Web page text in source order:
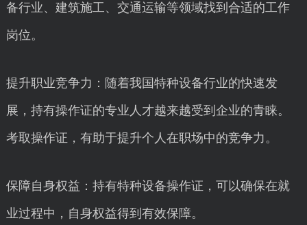
备行业、建筑施工、交通运输等领域找到合适的工作
岗位。
提升职业竞争力：随着我国特种设备行业的快速发
展，持有操作证的专业人才越来越受到企业的青睐。
考取操作证，有助于提升个人在职场中的竞争力。
保障自身权益：持有特种设备操作证，可以确保在就
业过程中，自身权益得到有效保障。